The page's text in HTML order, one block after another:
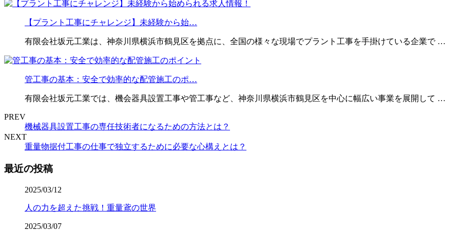
【プラント工事にチャレンジ】未経験から始…
有限会社坂元工業は、神奈川県横浜市鶴見区を拠点に、全国の様々な現場でプラント工事を手掛けている企業で …
管工事の基本：安全で効率的な配管施工のポ…
有限会社坂元工業では、機会器具設置工事や管工事など、神奈川県横浜市鶴見区を中心に幅広い事業を展開して …
PREV
機械器具設置工事の専任技術者になるための方法とは？
NEXT
重量物据付工事の仕事で独立するために必要な心構えとは？
最近の投稿
2025/03/12
人の力を超えた挑戦！重量鳶の世界
2025/03/07